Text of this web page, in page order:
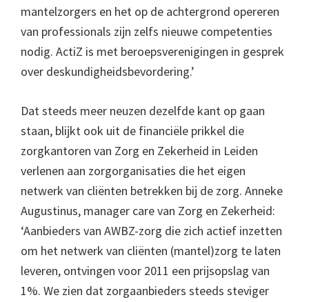
mantelzorgers en het op de achtergrond opereren
van professionals zijn zelfs nieuwe competenties
nodig. ActiZ is met beroepsverenigingen in gesprek
over deskundigheidsbevordering.’
Dat steeds meer neuzen dezelfde kant op gaan
staan, blijkt ook uit de financiële prikkel die
zorgkantoren van Zorg en Zekerheid in Leiden
verlenen aan zorgorganisaties die het eigen
netwerk van cliënten betrekken bij de zorg. Anneke
Augustinus, manager care van Zorg en Zekerheid:
‘Aanbieders van AWBZ-zorg die zich actief inzetten
om het netwerk van cliënten (mantel)zorg te laten
leveren, ontvingen voor 2011 een prijsopslag van
1%. We zien dat zorgaanbieders steeds steviger